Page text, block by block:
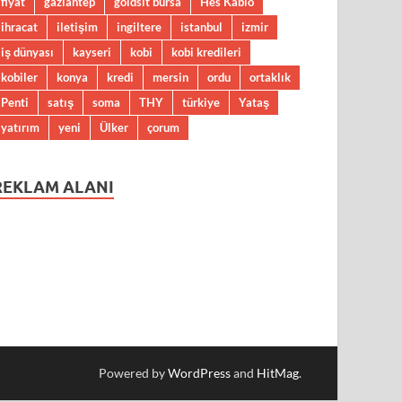
ihracat
iletişim ingiltere istanbul
izmir
iş dünyası
kayseri kobi
kobi kredileri
kobiler
konya kredi mersin ordu
ortaklık
Penti
satış soma THY türkiye
Yataş
yatırım
yeni Ülker çorum
ALANI
Powered byWordPressand HitMag.